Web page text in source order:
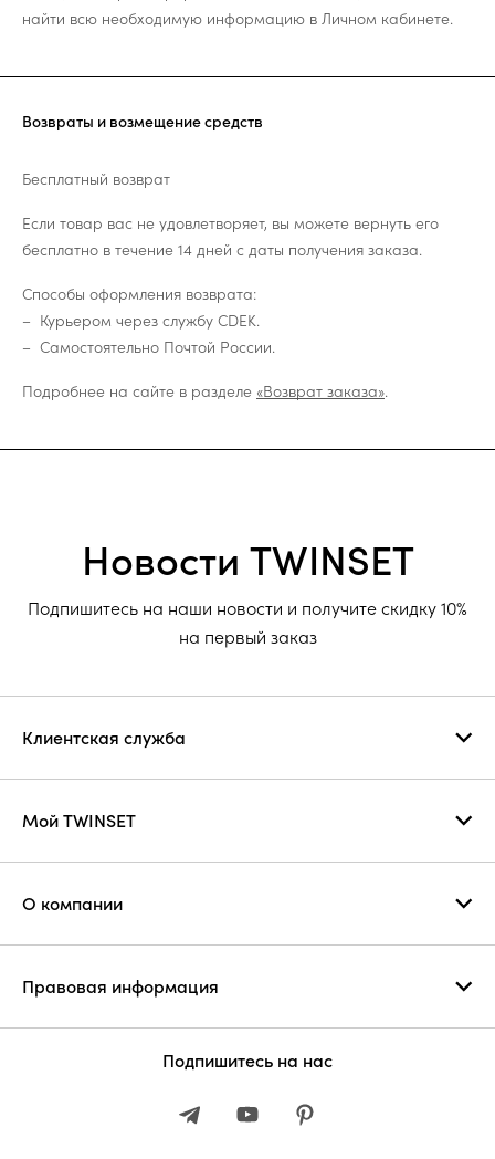
найти всю необходимую информацию в Личном кабинете.
Возвраты и возмещение средств
Бесплатный возврат
Если товар вас не удовлетворяет, вы можете вернуть его
бесплатно в течение 14 дней с даты получения заказа.
Способы оформления возврата:
Курьером через службу CDEK.
Самостоятельно Почтой России.
Подробнее на сайте в разделе «Возврат заказа».
Новости TWINSET
Подпишитесь на наши новости и получите скидку 10%
на первый заказ
Клиентская служба
Мой TWINSET
О компании
Правовая информация
Подпишитесь на нас